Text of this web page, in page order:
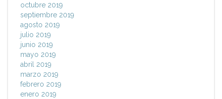
octubre 2019
septiembre 2019
agosto 2019
julio 2019
junio 2019
mayo 2019
abril 2019
marzo 2019
febrero 2019
enero 2019